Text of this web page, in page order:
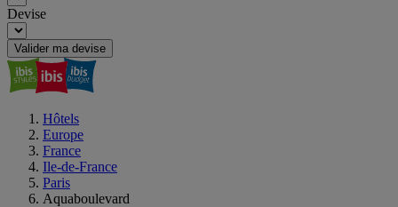
Devise
Valider ma devise
Hôtels
Europe
France
Ile-de-France
Paris
Aquaboulevard